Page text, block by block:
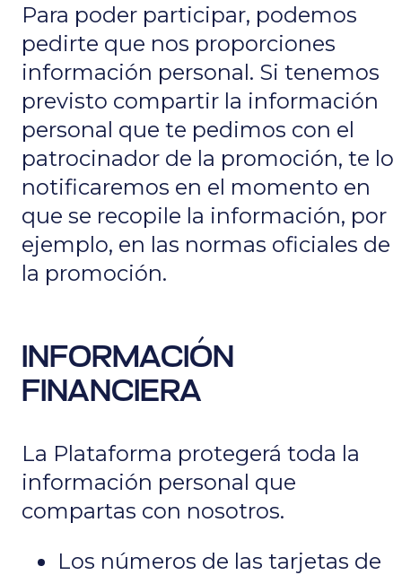
Para poder participar, podemos
pedirte que nos proporciones
información personal. Si tenemos
previsto compartir la información
personal que te pedimos con el
patrocinador de la promoción, te lo
notificaremos en el momento en
que se recopile la información, por
ejemplo, en las normas oficiales de
la promoción.
INFORMACIÓN
FINANCIERA
La Plataforma protegerá toda la
información personal que
compartas con nosotros.
Los números de las tarjetas de